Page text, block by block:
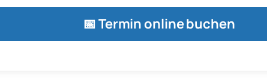
📅 Termin online buchen